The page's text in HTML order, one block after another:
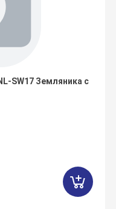
SW17 Земляника с